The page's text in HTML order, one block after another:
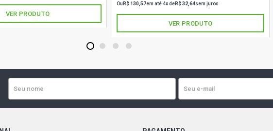
VER PRODUTO
Ou R$ 130,57em até 4x deR$ 32,64sem juros
VER PRODUTO
1 2 3 4